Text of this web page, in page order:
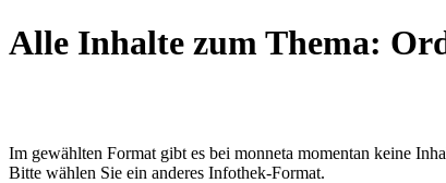
Alle Inhalte zum Thema:
Im gewählten Format gibt es bei monneta momentan keine
Bitte wählen Sie ein anderes Infothek-Format.